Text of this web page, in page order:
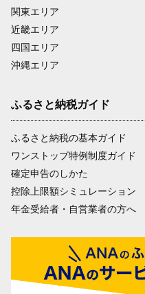
関東エリア
近畿エリア
四国エリア
沖縄エリア
ふるさと納税ガイド
ふるさと納税の基本ガイド
ワンストップ特例制度ガイド
確定申告のしかた
控除上限額シミュレーション
年金受給者・自営業者の方へ